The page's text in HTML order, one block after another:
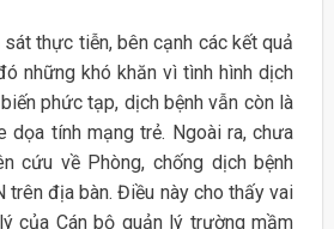
sát thực tiễn, bên cạnh các kết quả
những khó khăn vì tình hình dịch
phức tạp, dịch bệnh vẫn còn là
dọa tính mạng trẻ. Ngoài ra, chưa
cứu về Phòng, chống dịch bệnh
trên địa bàn. Điều này cho thấy vai
của Cán bộ quản lý trường mầm